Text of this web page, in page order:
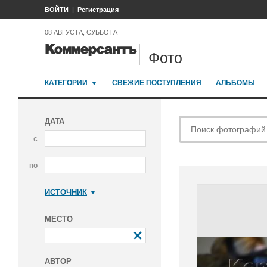
ВОЙТИ Регистрация
08 АВГУСТА, СУББОТА
Фото
КАТЕГОРИИ СВЕЖИЕ ПОСТУПЛЕНИЯ АЛЬБОМЫ
ДАТА
с
по
ИСТОЧНИК
МЕСТО
АВТОР